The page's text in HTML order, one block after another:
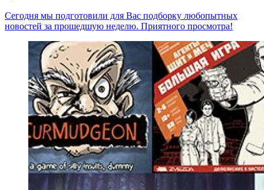
Сегодня мы подготовили для Вас подборку любопытных
новостей за прошедшую неделю. Приятного просмотра!